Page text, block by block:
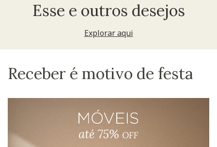
Esse e outros desejos
Explorar aqui
Receber é motivo de festa